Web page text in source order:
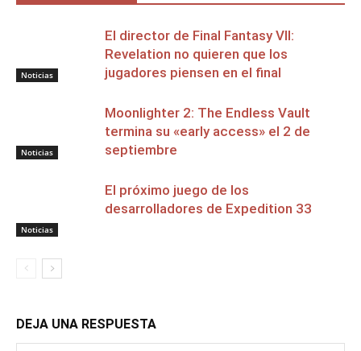
Noticias
El director de Final Fantasy VII:
Revelation no quieren que los
jugadores piensen en el final
Noticias
Moonlighter 2: The Endless Vault
termina su «early access» el 2 de
septiembre
Noticias
El próximo juego de los
desarrolladores de Expedition 33
DEJA UNA RESPUESTA